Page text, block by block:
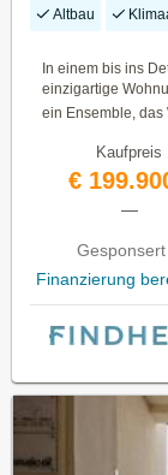
Altbau
In einem bis ins
einzigartige
ein Ensemble, das
Kaufpreis
€
—
Gesponsert
Finanzierung